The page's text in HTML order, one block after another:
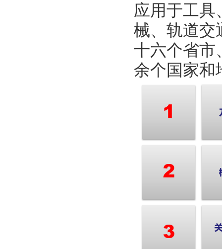
应用于工具
械、轨道交
十六个省市
余个国家和